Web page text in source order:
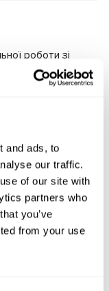
and ads, to
our traffic.
of our site with
partners who
you’ve
from your use
роботи зі
і забезпечує
імітуючи
виявляти
наявності
протікання в
в середній